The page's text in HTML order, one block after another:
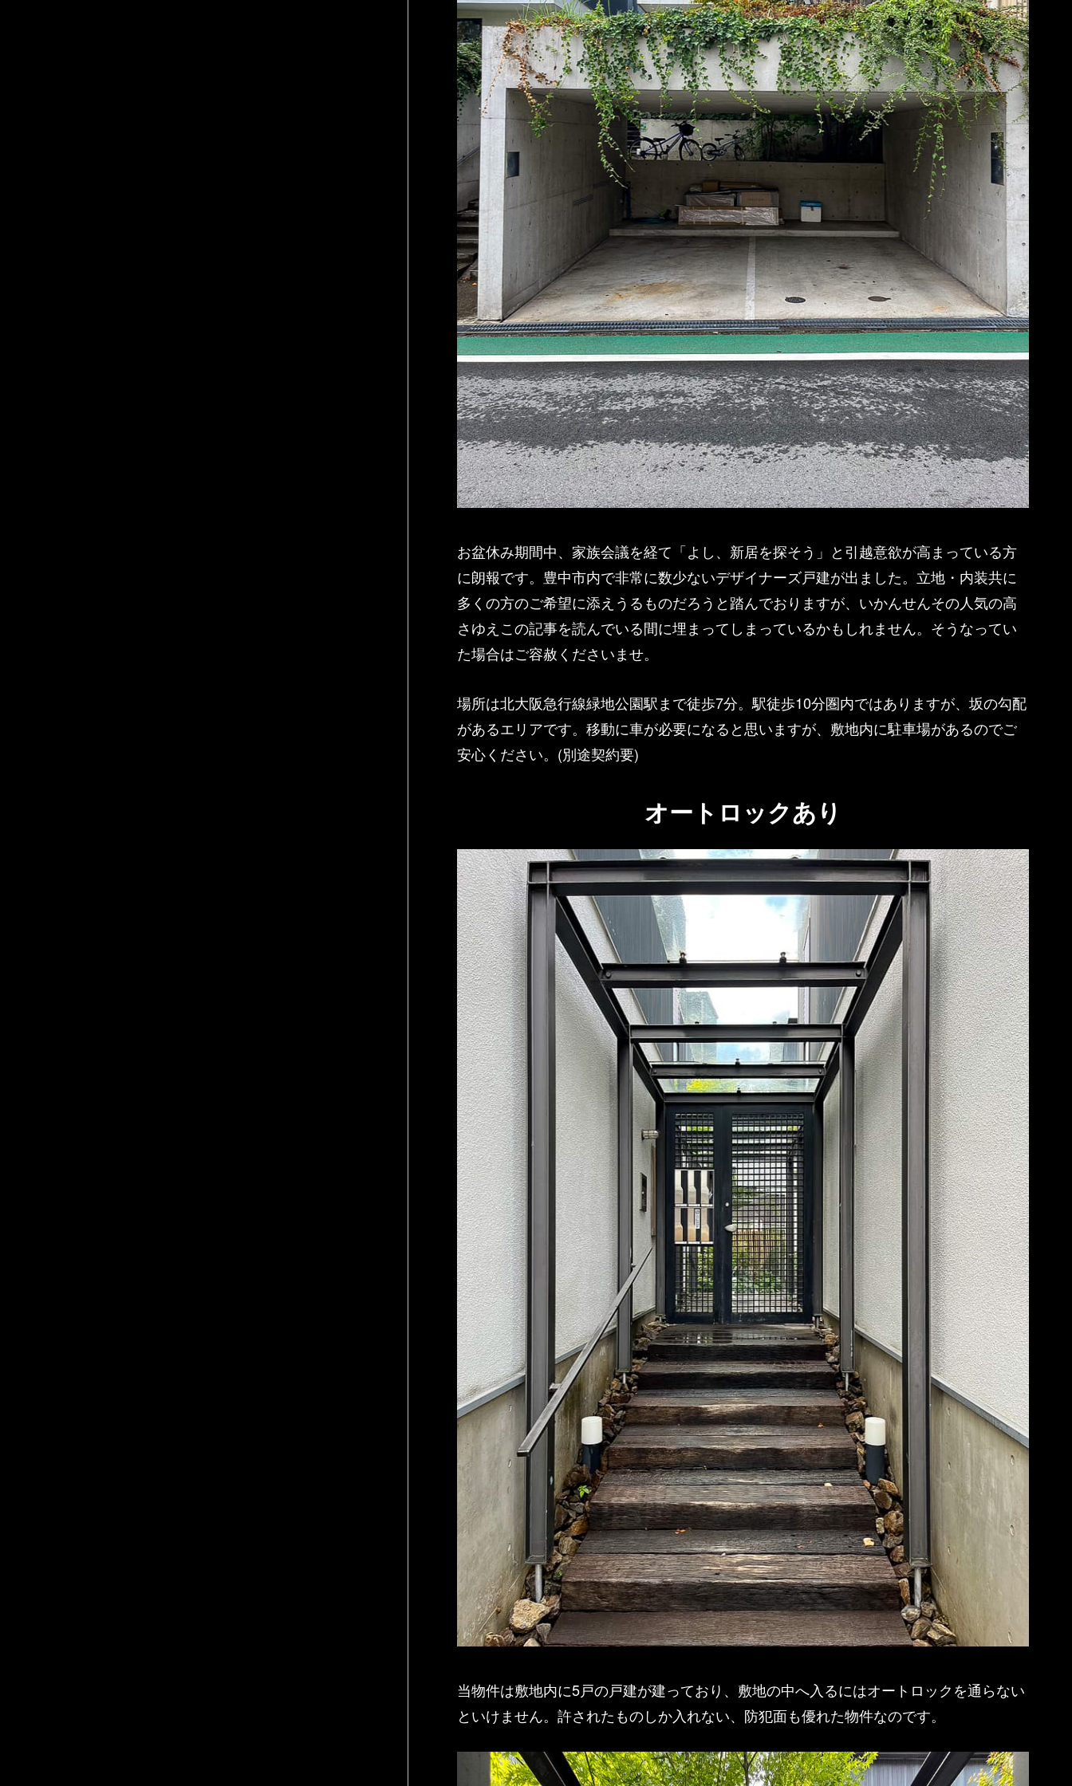
お盆休み期間中、家族会議を経て「よし、新居を探そう」と引越意欲が高まっている方
に朗報です。豊中市内で非常に数少ないデザイナーズ戸建が出ました。立地・内装共に
多くの方のご希望に添えうるものだろうと踏んでおりますが、いかんせんその人気の高
さゆえこの記事を読んでいる間に埋まってしまっているかもしれません。そうなってい
た場合はご容赦くださいませ。
場所は北大阪急行線緑地公園駅まで徒歩7分。駅徒歩10分圏内ではありますが、坂の勾配
があるエリアです。移動に車が必要になると思いますが、敷地内に駐車場があるのでご
安心ください。(別途契約要)
オートロックあり
当物件は敷地内に5戸の戸建が建っており、敷地の中へ入るにはオートロックを通らない
といけません。許されたものしか入れない、防犯面も優れた物件なのです。